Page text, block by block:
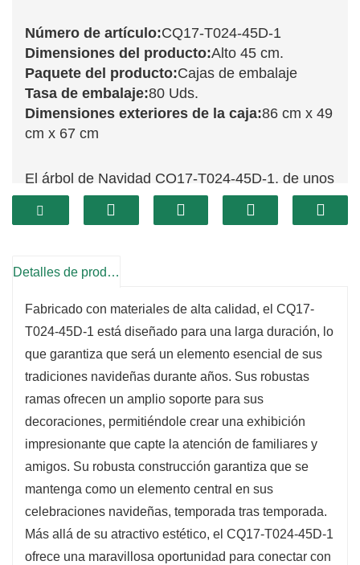
Número de artículo:CQ17-T024-45D-1
Dimensiones del producto:Alto 45 cm.
Paquete del producto:Cajas de embalaje
Tasa de embalaje:80 Uds.
Dimensiones exteriores de la caja:86 cm x 49
cm x 67 cm
El árbol de Navidad CQ17-T024-45D-1, de unos
impresionantes 45 cm, está diseñado para
destacar en tu decoración navideña. Sus ramas
perenne natural, crean una apariencia
tus adornos y luces favoritos. Este árbol llena
de espíritu navideño cualquier habitación, ya
sea sobre una mesa, una repisa o en un rincón
Lo que distingue al CQ17-T024-45D-1 es su
versatilidad en cuanto a estilos de decoración.
El intenso tono verde de sus ramas crea un
hermoso telón de fondo para una variedad de
decoraciones, desde adornos tradicionales
hasta diseños contemporáneos. Esta
adaptabilidad facilita la adaptación del árbol a
Detalles de producto
Fabricado con materiales de alta calidad, el CQ17-
T024-45D-1 está diseñado para una larga duración, lo
que garantiza que será un elemento esencial de sus
tradiciones navideñas durante años. Sus robustas
ramas ofrecen un amplio soporte para sus
decoraciones, permitiéndole crear una exhibición
impresionante que capte la atención de familiares y
amigos. Su robusta construcción garantiza que se
mantenga como un elemento central en sus
celebraciones navideñas, temporada tras temporada.
Más allá de su atractivo estético, el CQ17-T024-45D-1
ofrece una maravillosa oportunidad para conectar con